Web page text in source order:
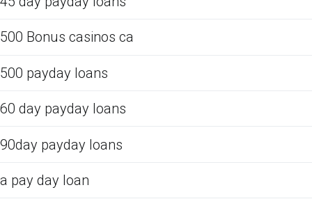
500 Bonus casinos ca
500 payday loans
60 day payday loans
90day payday loans
a pay day loan